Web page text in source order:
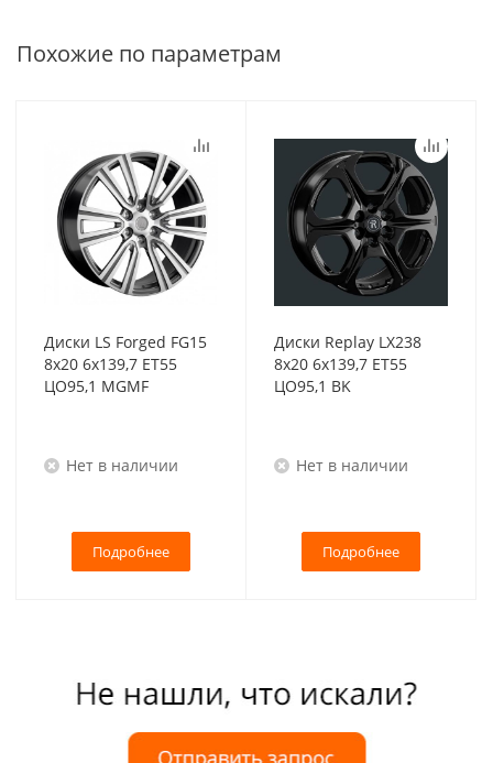
Похожие по параметрам
Диски LS Forged FG15
8x20 6x139,7 ET55
ЦО95,1 MGMF
Нет в наличии
Подробнее
Диски Replay LX238
8x20 6x139,7 ET55
ЦО95,1 BK
Нет в наличии
Подробнее